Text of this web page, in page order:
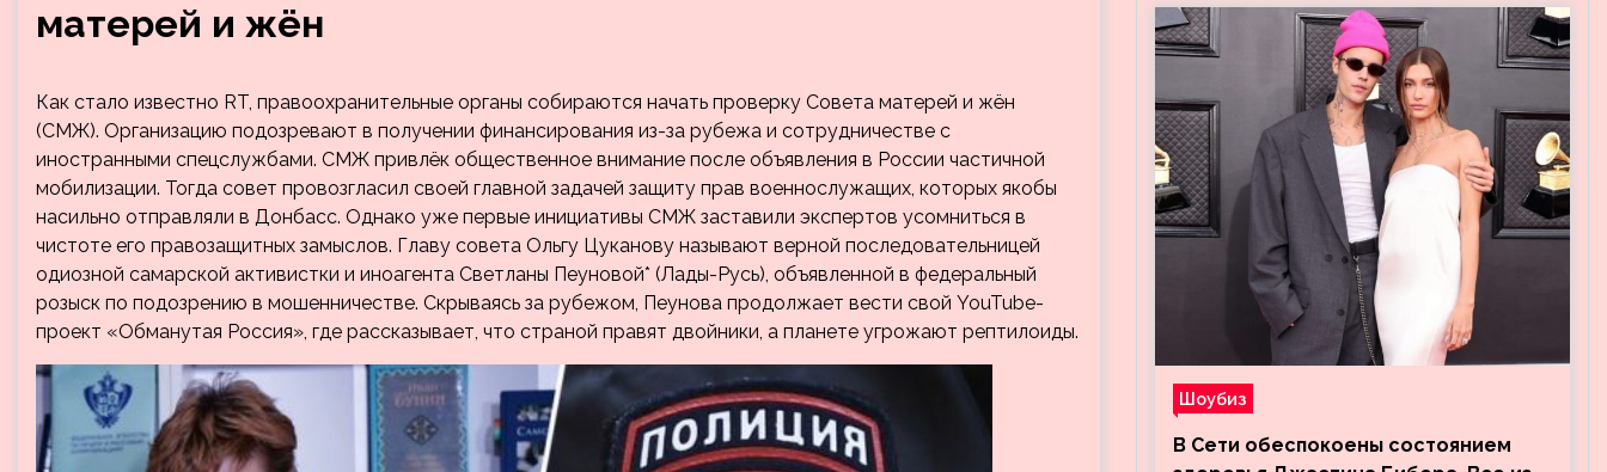
матерей и жён
Как стало известно RT, правоохранительные органы собираются начать проверку Совета матерей и жён
(СМЖ). Организацию подозревают в получении финансирования из-за рубежа и сотрудничестве с
иностранными спецслужбами. СМЖ привлёк общественное внимание после объявления в России частичной
мобилизации. Тогда совет провозгласил своей главной задачей защиту прав военнослужащих, которых якобы
насильно отправляли в Донбасс. Однако уже первые инициативы СМЖ заставили экспертов усомниться в
чистоте его правозащитных замыслов. Главу совета Ольгу Цуканову называют верной последовательницей
одиозной самарской активистки и иноагента Светланы Пеуновой* (Лады-Русь), объявленной в федеральный
розыск по подозрению в мошенничестве. Скрываясь за рубежом, Пеунова продолжает вести свой YouTube-
проект «Обманутая Россия», где рассказывает, что страной правят двойники, а планете угрожают рептилоиды.
Шоубиз
В Сети обеспокоены состоянием